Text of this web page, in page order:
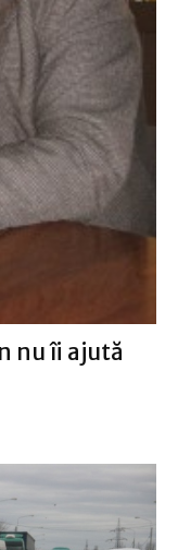
nu îi ajută